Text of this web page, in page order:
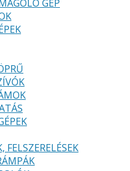
GÉP
FELSZERELÉSEK